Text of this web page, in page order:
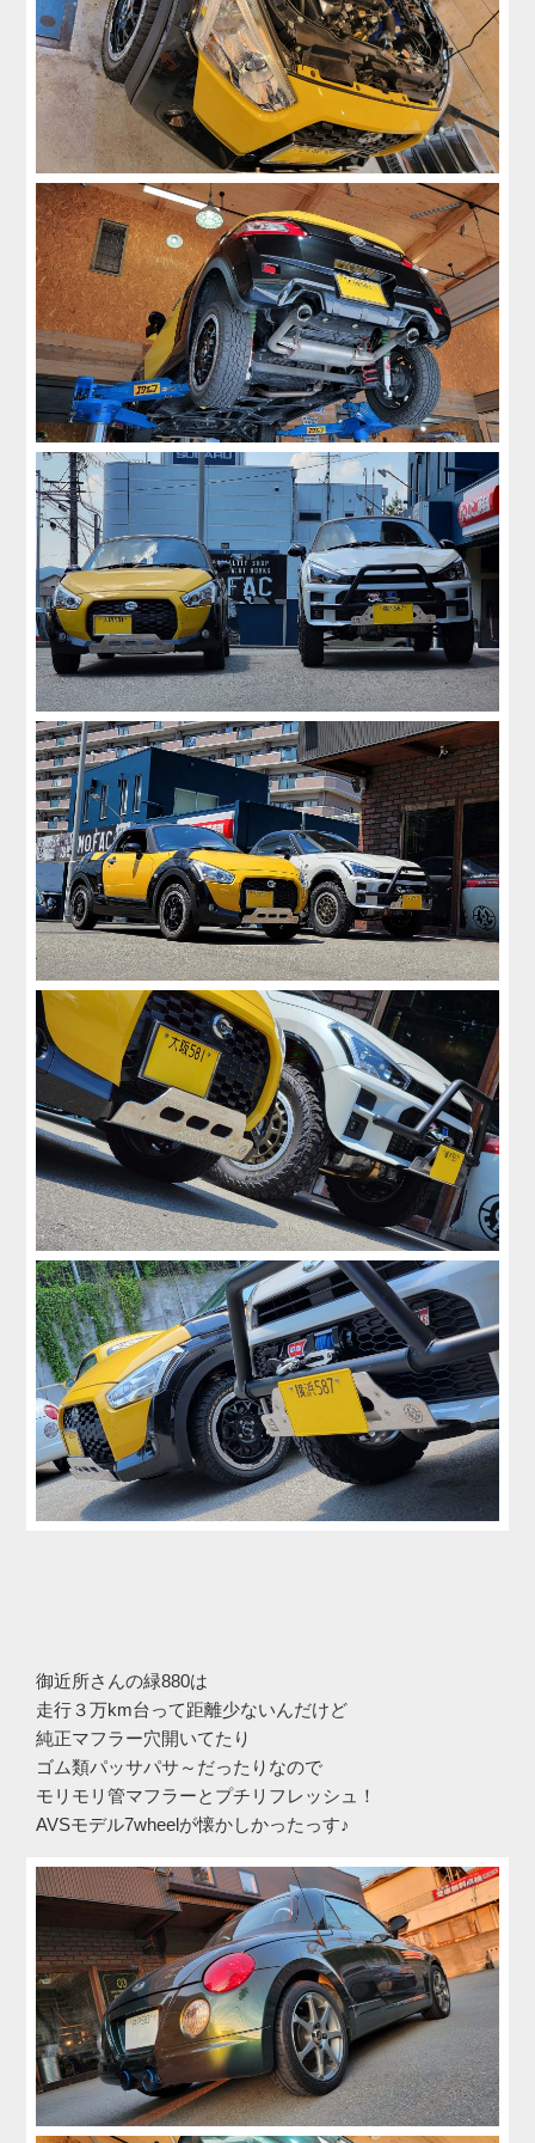
御近所さんの緑880は
走行３万km台って距離少ないんだけど
純正マフラー穴開いてたり
ゴム類パッサパサ～だったりなので
モリモリ管マフラーとプチリフレッシュ！
AVSモデル7wheelが懐かしかったっす♪